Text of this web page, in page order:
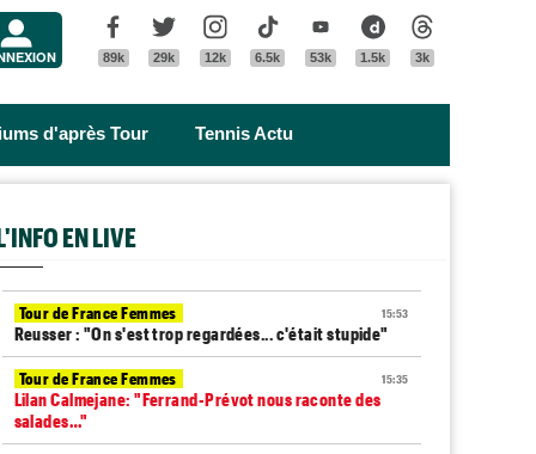
Facebook
89k
Twitter
29k
Instagram
12k
Tik Tok
6.5k
Youtube
53k
Dailymotion
1.5k 3k
d'après Tour Tennis Actu
EN LIVE
15:53
Tour de France Femmes
Reusser : "On s'est trop regardées... c'était stupide"
15:35
Tour de France Femmes
Lilan Calmejane: "Ferrand-Prévot nous raconte des
salades…"